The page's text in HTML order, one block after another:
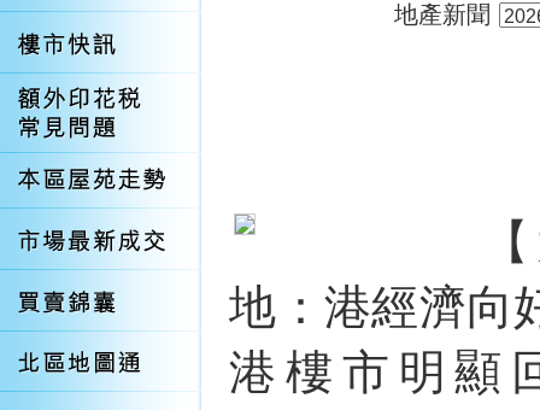
地產新聞
地：港經濟向
港樓市明顯